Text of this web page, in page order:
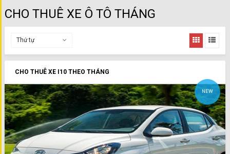
CHO THUÊ XE Ô TÔ THÁNG
Thứ tự
CHO THUÊ XE I10 THEO THÁNG
NEW